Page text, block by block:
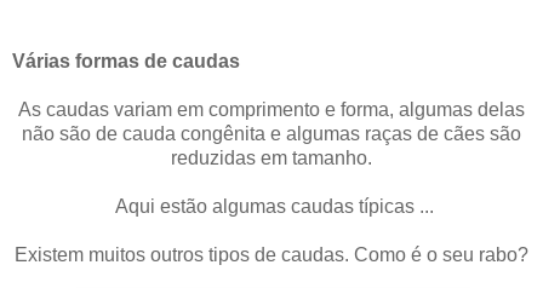
Várias formas de caudas
As caudas variam em comprimento e forma, algumas delas
não são de cauda congênita e algumas raças de cães são
reduzidas em tamanho.
Aqui estão algumas caudas típicas ...
Existem muitos outros tipos de caudas. Como é o seu rabo?